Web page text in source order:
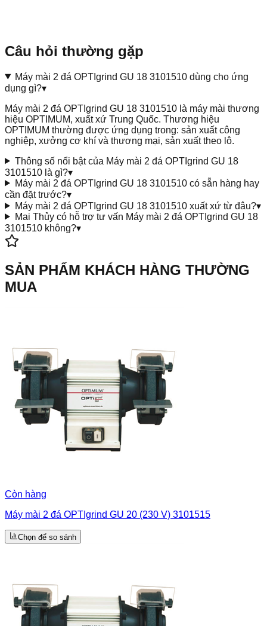
Câu hỏi thường gặp
Máy mài 2 đá OPTIgrind GU 18 3101510 dùng cho ứng
dụng gì?▾
Máy mài 2 đá OPTIgrind GU 18 3101510 là máy mài thương
hiệu OPTIMUM, xuất xứ Trung Quốc. Thương hiệu
OPTIMUM thường được ứng dụng trong: sản xuất công
nghiệp, xưởng cơ khí và thương mại, sản xuất theo lô.
Thông số nổi bật của Máy mài 2 đá OPTIgrind GU 18
3101510 là gì?▾
Máy mài 2 đá OPTIgrind GU 18 3101510 có sẵn hàng hay
cần đặt trước?▾
Máy mài 2 đá OPTIgrind GU 18 3101510 xuất xứ từ đâu?▾
Mai Thủy có hỗ trợ tư vấn Máy mài 2 đá OPTIgrind GU 18
3101510 không?▾
SẢN PHẨM KHÁCH HÀNG THƯỜNG
MUA
Còn hàng
Máy mài 2 đá OPTIgrind GU 20 (230 V) 3101515
Chọn để so sánh